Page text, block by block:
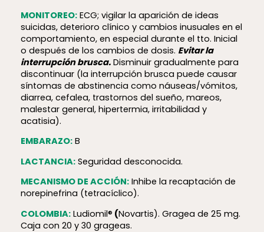
MONITOREO:ECG; vigilar la aparición de ideas
suicidas, deterioro clínico y cambios inusuales en el
comportamiento, en especial durante el tto. Inicial
o después de los cambios de dosis. Evitar la
interrupción brusca.Disminuir gradualmente para
discontinuar (la interrupción brusca puede causar
síntomas de abstinencia como náuseas/vómitos,
diarrea, cefalea, trastornos del sueño, mareos,
malestar general, hipertermia, irritabilidad y
acatisia).
EMBARAZO:B
LACTANCIA:Seguridad desconocida.
MECANISMO DE ACCIÓN:Inhibe la recaptación de
norepinefrina (tetracíclico).
COLOMBIA:Ludiomil® (Novartis). Gragea de 25 mg.
Caja con 20 y 30 grageas.